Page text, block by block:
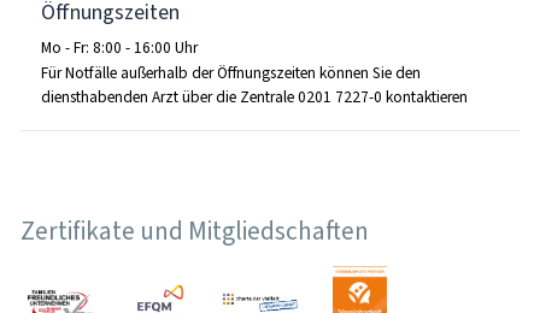
Öffnungszeiten
Mo - Fr: 8:00 - 16:00 Uhr
Für Notfälle außerhalb der Öffnungszeiten können Sie den
diensthabenden Arzt über die Zentrale 0201 7227-0 kontaktieren
Zertifikate und Mitgliedschaften